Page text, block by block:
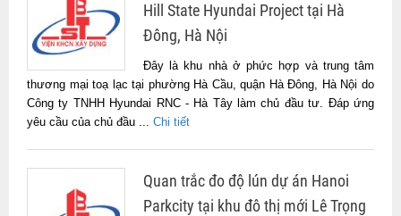
Hill State Hyundai Project tại Hà
Đông, Hà Nội
Đây là khu nhà ở phức hợp và trung tâm
thương mại toạ lạc tại phường Hà Cầu, quận Hà Đông, Hà Nội do
Công ty TNHH Hyundai RNC - Hà Tây làm chủ đầu tư. Đáp ứng
yêu cầu của chủ đầu ... Chi tiết
Quan trắc đo độ lún dự án Hanoi
Parkcity tại khu đô thị mới Lê Trọng